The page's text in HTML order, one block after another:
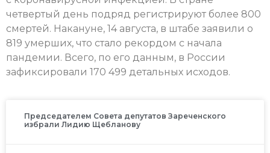
четвертый день подряд регистрируют более 800
смертей. Накануне, 14 августа, в штабе заявили о
819 умерших, что стало рекордом с начала
пандемии. Всего, по его данным, в России
зафиксировали 170 499 детальных исходов.
Председателем Совета депутатов Зареченского
избрали Лидию Щебланову